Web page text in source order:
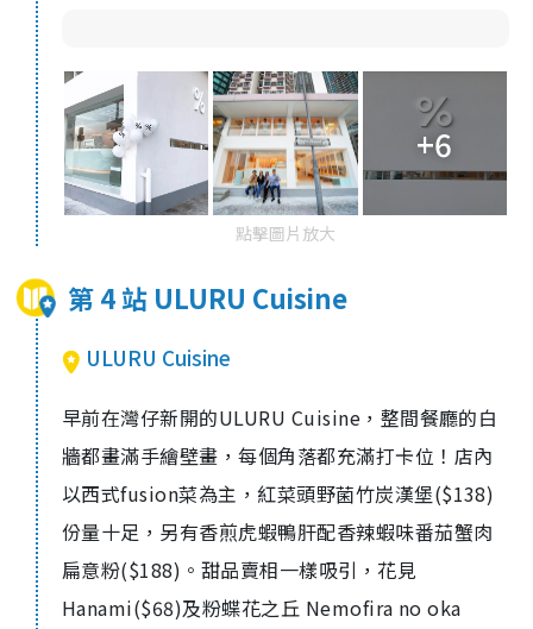
+6
點擊圖片放大
第 4 站 ULURU Cuisine
ULURU Cuisine
早前在灣仔新開的ULURU Cuisine，整間餐廳的白
牆都畫滿手繪壁畫，每個角落都充滿打卡位！店內
以西式fusion菜為主，紅菜頭野菌竹炭漢堡($138)
份量十足，另有香煎虎蝦鴨肝配香辣蝦味番茄蟹肉
扁意粉($188) 。甜品賣相一樣吸引，花見
Hanami($68)及粉蝶花之丘 Nemofira no oka